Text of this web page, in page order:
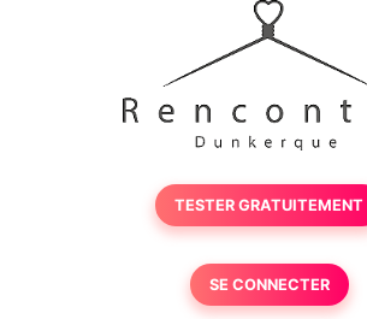
TESTER GRATUITEMENT
SE CONNECTER